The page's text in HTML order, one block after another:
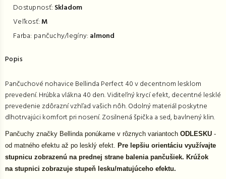
Dostupnosť: Skladom
Veľkosť: M
Farba: pančuchy/legíny: almond
Popis
Pančuchové nohavice Bellinda Perfect 40 v decentnom lesklom
prevedení. Hrúbka vlákna 40 den. Viditeľný krycí efekt, decentné lesklé
prevedenie zdôrazní vzhľad vašich nôh. Odolný materiál poskytne
dlhotrvajúci komfort pri nosení. Zosilnená špička a sed, bavlnený klin.
Pančuchy značky Bellinda ponúkame v rôznych variantoch ODLESKU -
od matného efektu až po lesklý efekt. Pre lepšiu orientáciu využívajte
stupnicu zobrazenú na prednej strane balenia pančušiek. Krúžok
na stupnici zobrazuje stupeň lesku/matujúceho efektu.